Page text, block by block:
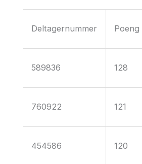
Deltagernummer Poeng
589836 128
760922 121
454586 120